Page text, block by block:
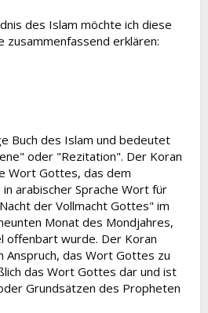
des Islam möchte ich diese
zusammenfassend erklären:
Buch des Islam und bedeutet
oder "Rezitation". Der Koran
Wort Gottes, das dem
arabischer Sprache Wort für
der Vollmacht Gottes" im
Monat des Mondjahres,
offenbart wurde. Der Koran
Anspruch, das Wort Gottes zu
das Wort Gottes dar und ist
Grundsätzen des Propheten